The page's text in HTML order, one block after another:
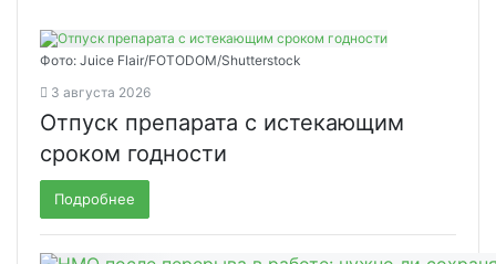
Фото: Juice Flair/FOTODOM/Shutterstoсk
3 августа 2026
Отпуск препарата с истекающим
сроком годности
Подробнее